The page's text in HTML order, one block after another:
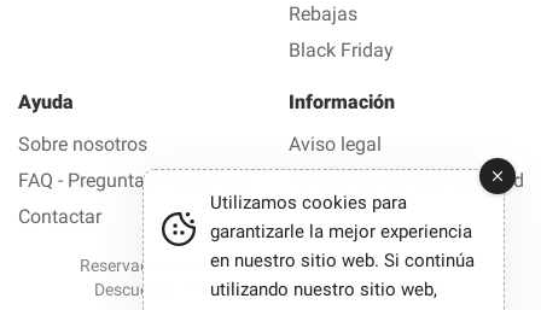
Rebajas
Black Friday
Ayuda
Sobre nosotros
FAQ - Preguntas frecuentes
Contactar
Información
Aviso legal
Política de confidencialidad
Reservados todos los derechos © 2012-2026 Buen
Descuento — Todas las ofertas y los códigos de
Utilizamos cookies para
garantizarle la mejor experiencia
en nuestro sitio web. Si continúa
utilizando nuestro sitio web,